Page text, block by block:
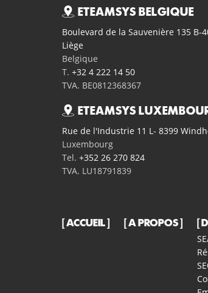
ETEAMSYS BELGIQUE
Boulevard de la Sauvenière 135 B-
Liège
Belgique
T. +32 4 222 14 50
TVA. BE0812368367
ETEAMSYS
Rue de l'Industrie 11 L- 8399
Luxembourg
Tel. +352 26 270 824
TVA. LU18791839
ACCUEIL A PROPOS